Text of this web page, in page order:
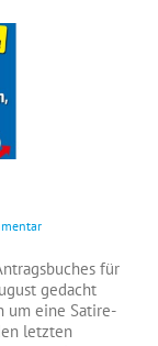
für
gedacht
um eine Satire-
letzten